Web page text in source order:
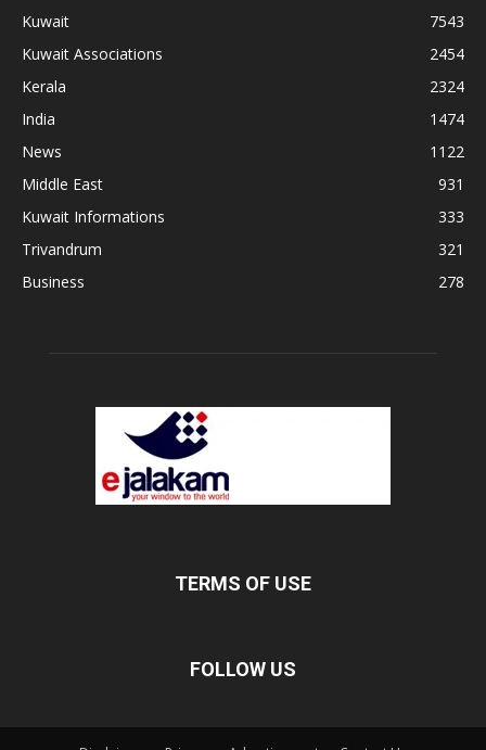
Kuwait
7543
Kuwait Associations
2454
Kerala
2324
India
1474
News
1122
Middle East
931
Kuwait Informations
333
Trivandrum
321
Business
278
TERMS OF USE
FOLLOW US